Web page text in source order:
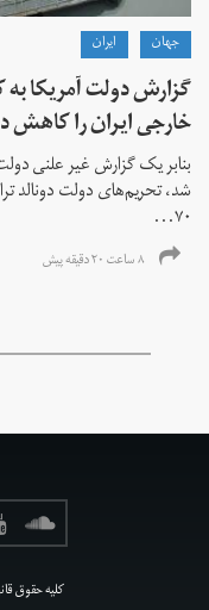
جهان ايران
خارجی ایران را کاهش
بنابر یک گزارش غیر علنی دولت
۷۰...
۸ ساعت ۲۰ دقیقه پیش
کلیه حقوق